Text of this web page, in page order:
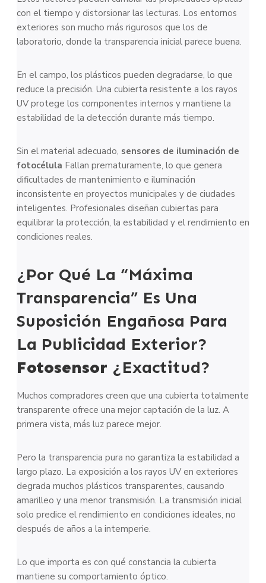
con el tiempo y distorsionar las lecturas. Los entornos
exteriores son mucho más rigurosos que los de
laboratorio, donde la transparencia inicial parece buena.
En el campo, los plásticos pueden degradarse, lo que
reduce la precisión. Una cubierta resistente a los rayos
UV protege los componentes internos y mantiene la
estabilidad de la detección durante más tiempo.
Sin el material adecuado, sensores de iluminación de
fotocélula Fallan prematuramente, lo que genera
dificultades de mantenimiento e iluminación
inconsistente en proyectos municipales y de ciudades
inteligentes. Profesionales diseñan cubiertas para
equilibrar la protección, la estabilidad y el rendimiento en
condiciones reales.
¿Por Qué La “máxima
Transparencia” Es Una
Suposición Engañosa Para
La Publicidad Exterior?
Fotosensor ¿Exactitud?
Muchos compradores creen que una cubierta totalmente
transparente ofrece una mejor captación de la luz. A
primera vista, más luz parece mejor.
Pero la transparencia pura no garantiza la estabilidad a
largo plazo. La exposición a los rayos UV en exteriores
degrada muchos plásticos transparentes, causando
amarilleo y una menor transmisión. La transmisión inicial
solo predice el rendimiento en condiciones ideales, no
después de años a la intemperie.
Lo que importa es con qué constancia la cubierta
mantiene su comportamiento óptico.